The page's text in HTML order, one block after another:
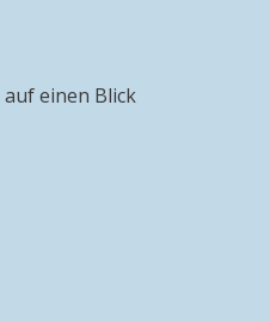
auf einen Blick